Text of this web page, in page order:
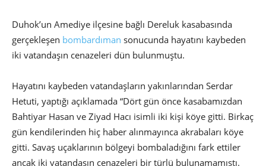
Duhok’un Amediye ilçesine bağlı Dereluk kasabasında
gerçekleşen bombardıman sonucunda hayatını kaybeden
iki vatandaşın cenazeleri dün bulunmuştu.
Hayatını kaybeden vatandaşların yakınlarından Serdar
Hetuti, yaptığı açıklamada “Dört gün önce kasabamızdan
Bahtiyar Hasan ve Ziyad Hacı isimli iki kişi köye gitti. Birkaç
gün kendilerinden hiç haber alınmayınca akrabaları köye
gitti. Savaş uçaklarının bölgeyi bombaladığını fark ettiler
ancak iki vatandaşın cenazeleri bir türlü bulunamamıştı.